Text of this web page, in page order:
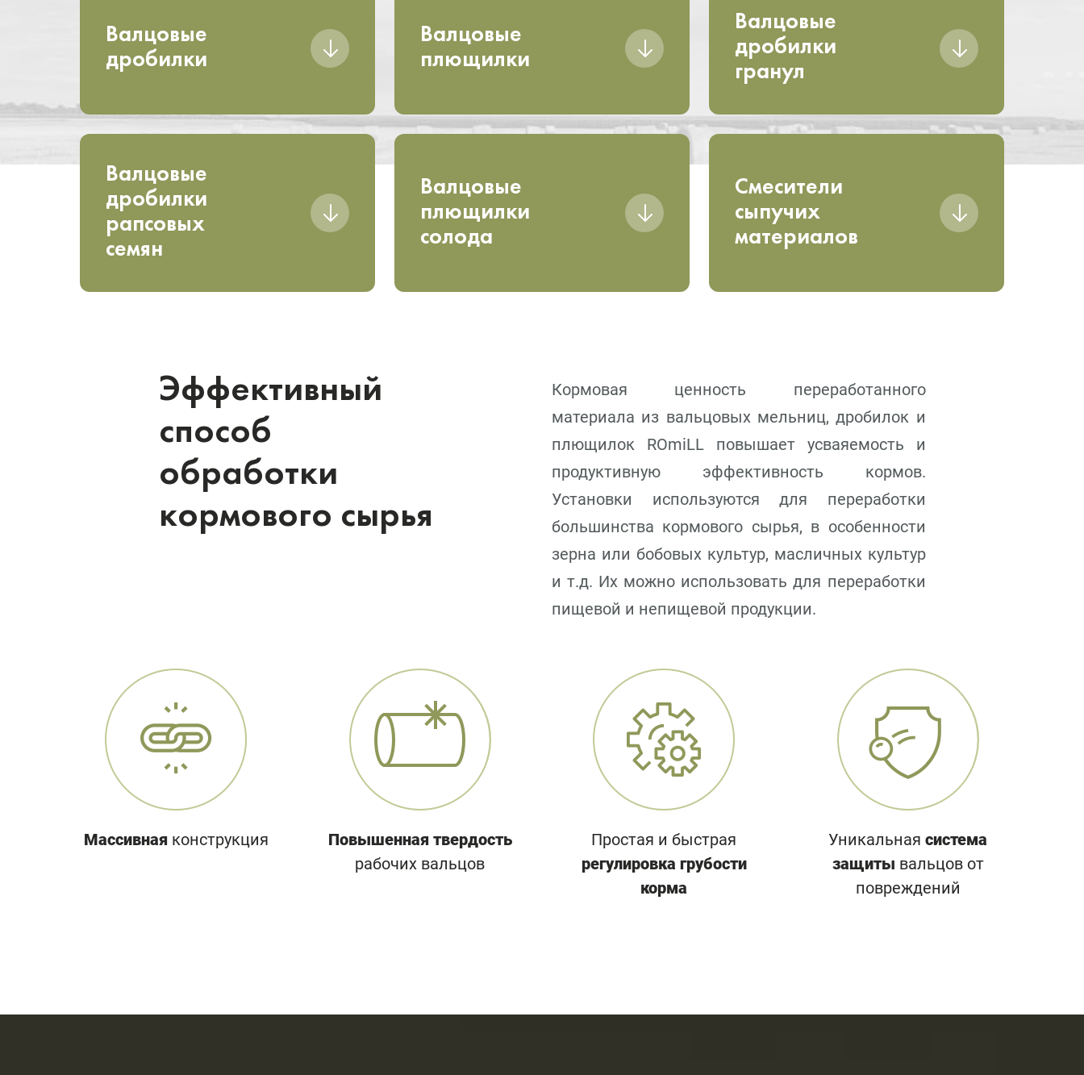
Валцовые
дробилки
Валцовые
плющилки
Валцовые
дробилки
гранул
Валцовые
дробилки
рапсовых
семян
Валцовые
плющилки
солода
Смесители
сыпучих
материалов
Эффективный
способ
обработки
кормового сырья
Кормовая ценность переработанного
материала из вальцовых мельниц, дробилок и
плющилок ROmiLL повышает усваяемость и
продуктивную эффективность кормов.
Установки используются для переработки
большинства кормового сырья, в особенности
зерна или бобовых культур, масличных культур
и т.д. Их можно использовать для переработки
пищевой и непищевой продукции.
Массивная конструкция
Повышенная твердость
рабочих вальцов
Простая и быстрая
регулировка грубости
корма
Уникальнаясистема
защиты вальцов от
повреждений